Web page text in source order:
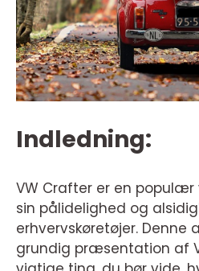
Indledning:
VW Crafter er en
sin pålidelighed og
erhvervskøretøjer. Denne
grundig præsentation af